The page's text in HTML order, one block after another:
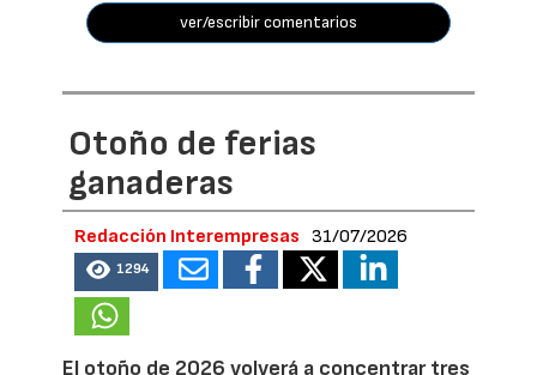
ver/escribir comentarios
Otoño de ferias
ganaderas
Redacción Interempresas 31/07/2026
1294
El otoño de 2026 volverá a concentrar tres